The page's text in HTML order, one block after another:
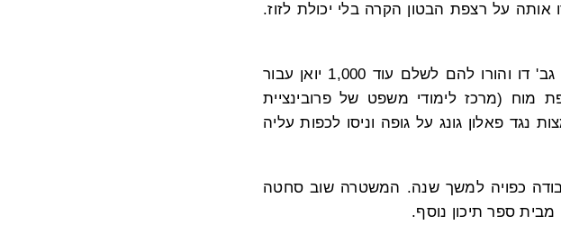
על רצפת הבטון הקרה בלי יכולת לזוז.
בדצמבר 2003 סחטה המשטרה 8,000 יואן ממשפחתה של גב' דו והורו להם לשלם עוד 1,000 יואן עבור
עד אפריל 2004 במרכז לשטיפת מוח (מרכז לימודי משפט של פרובינציית
פאלון גונג על גופה וניסו לכפות עליה
נשלחה למחנה עבודה כפויה למשך שנה. המשטרה שוב סחטה
ספר תיכון נוסף.